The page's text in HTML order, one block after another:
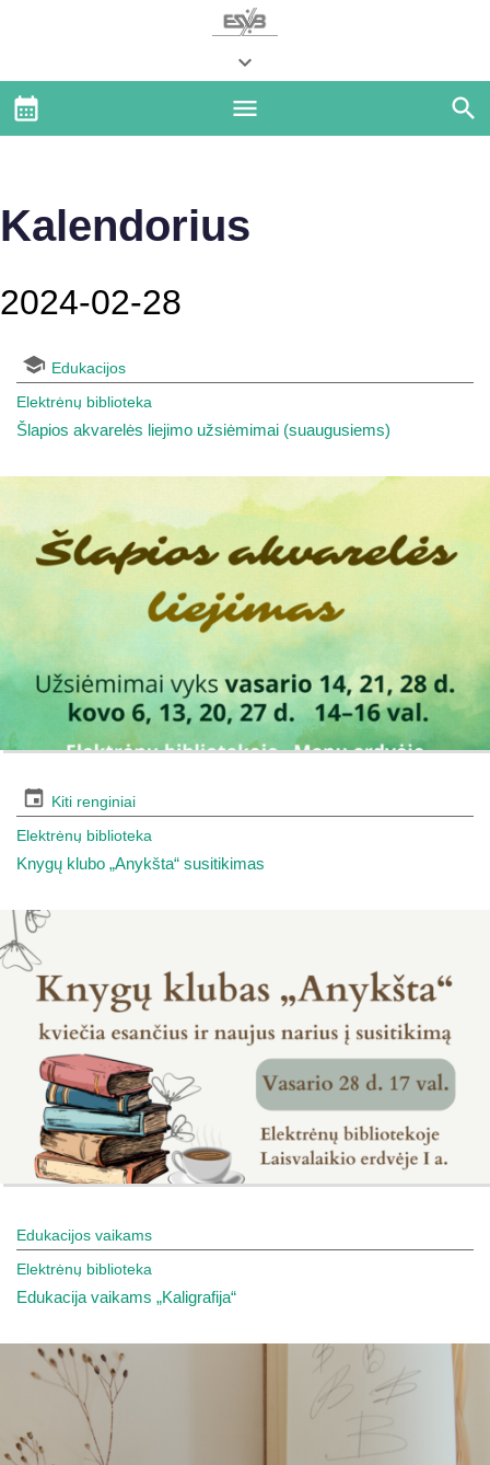
Kalendorius
2024-02-28
Edukacijos
Elektrėnų biblioteka
Šlapios akvarelės liejimo užsiėmimai (suaugusiems)
Kiti renginiai
Elektrėnų biblioteka
Knygų klubo „Anykšta“ susitikimas
Edukacijos vaikams
Elektrėnų biblioteka
Edukacija vaikams „Kaligrafija“